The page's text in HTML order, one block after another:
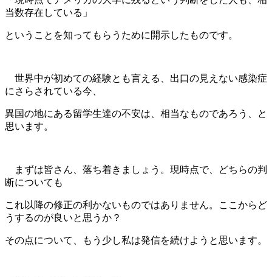
当数存在している」
ということを知ってもらうために開示したものです。
世界中が初めての経験とも言える、出口の見えない感染症
にさらされている今、
異国の地にある留学生達の不安は、相当なものであろう、と
思います。
まずは皆さん、落ち着きましょう。現時点で、どちらの判
断についても
これ以降の修正の利かないものではありません。
ここからど
うするのが良いと思うか？
その点について、もう少し私は発信を続けようと思います。